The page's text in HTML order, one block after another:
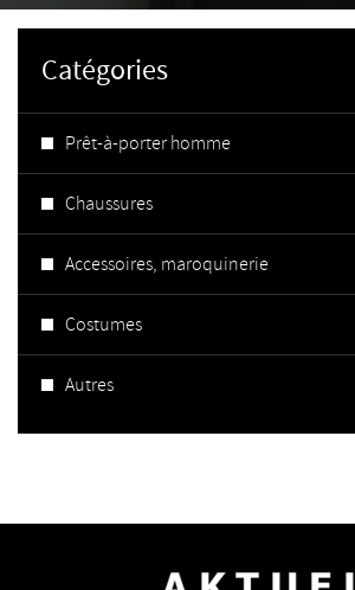
Catégories
Prêt-à-porter homme
Chaussures
Accessoires, maroquinerie
Costumes
Autres